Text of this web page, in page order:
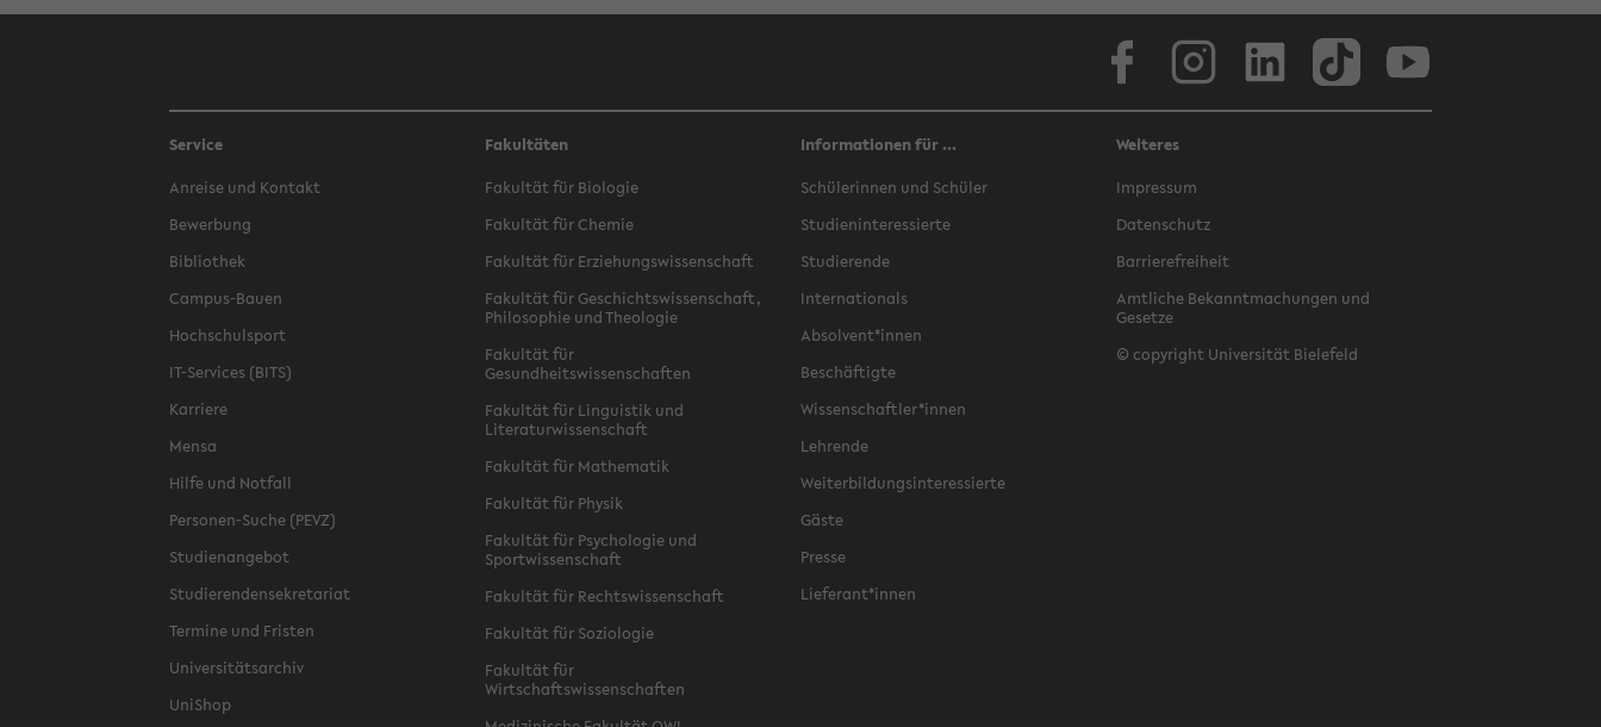
Service
Anreise und Kontakt
Bewerbung
Bibliothek
Campus-Bauen
Hochschulsport
IT-Services (BITS)
Karriere
Mensa
Hilfe und Notfall
Personen-Suche (PEVZ)
Studienangebot
Studierendensekretariat
Termine und Fristen
Universitätsarchiv
UniShop
Fakultäten
Fakultät für Biologie
Fakultät für Chemie
Fakultät für Erziehungswissenschaft
Fakultät für Geschichtswissenschaft,
Philosophie und Theologie
Fakultät für
Gesundheitswissenschaften
Fakultät für Linguistik und
Literaturwissenschaft
Fakultät für Mathematik
Fakultät für Physik
Fakultät für Psychologie und
Sportwissenschaft
Fakultät für Rechtswissenschaft
Fakultät für Soziologie
Fakultät für
Wirtschaftswissenschaften
Informationen für ...
Schülerinnen und Schüler
Studieninteressierte
Studierende
Internationals
Absolvent*innen
Beschäftigte
Wissenschaftler*innen
Lehrende
Weiterbildungsinteressierte
Gäste
Presse
Lieferant*innen
Weiteres
Impressum
Datenschutz
Barrierefreiheit
Amtliche Bekanntmachungen und
Gesetze
© copyright Universität Bielefeld